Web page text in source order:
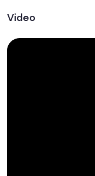
Video